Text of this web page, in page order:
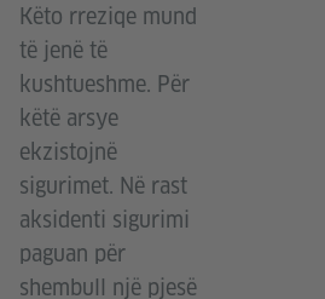
Këto rreziqe mund
të jenë të
kushtueshme. Për
këtë arsye
ekzistojnë
sigurimet. Në rast
aksidenti sigurimi
paguan për
shembull një pjesë